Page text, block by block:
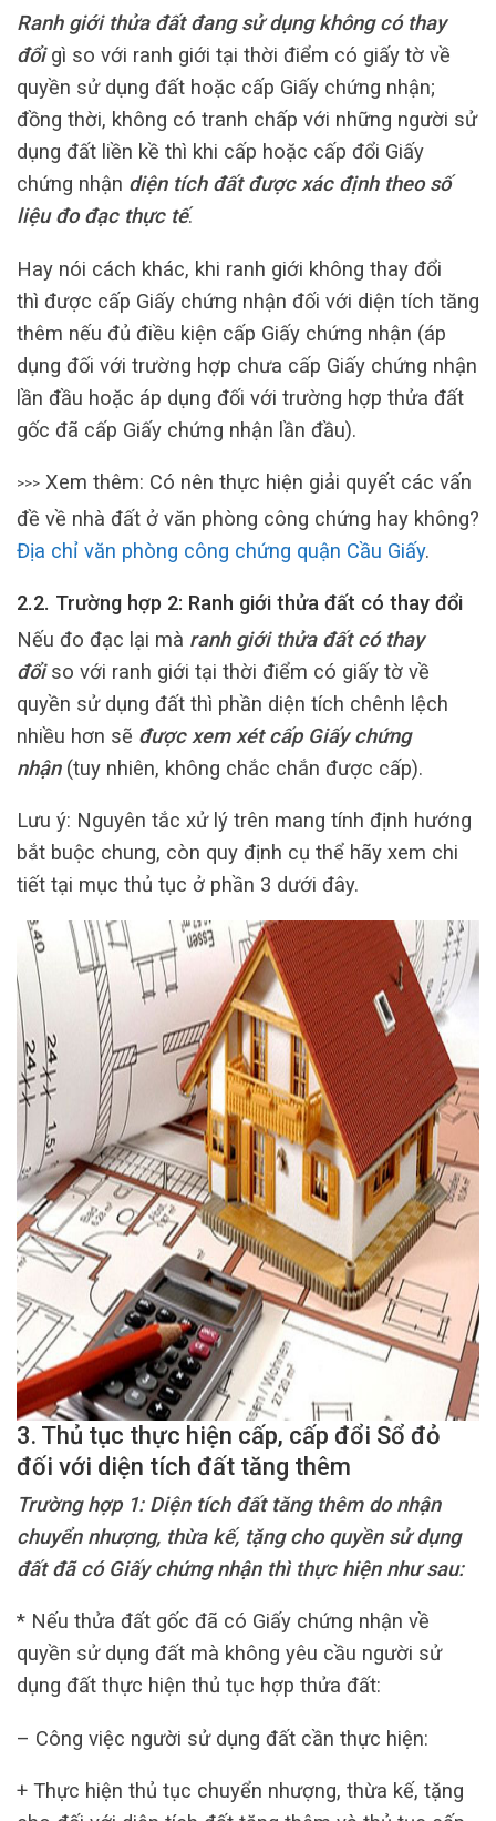
Ranh giới thửa đất đang sử dụng không có thay
đổigì so với ranh giới tại thời điểm có giấy tờ về
quyền sử dụng đất hoặc cấp Giấy chứng nhận;
đồng thời, không có tranh chấp với những người sử
dụng đất liền kề thì khi cấp hoặc cấp đổi Giấy
chứng nhận diện tích đất được xác định theo số
liệu đo đạc thực tế.
Hay nói cách khác, khi ranh giới không thay đổi
thì được cấp Giấy chứng nhận đối với diện tích tăng
thêm nếu đủ điều kiện cấp Giấy chứng nhận (áp
dụng đối với trường hợp chưa cấp Giấy chứng nhận
lần đầu hoặc áp dụng đối với trường hợp thửa đất
gốc đã cấp Giấy chứng nhận lần đầu).
>>> Xem thêm: Có nên thực hiện giải quyết các vấn
đề về nhà đất ở văn phòng công chứng hay không?
Địa chỉ văn phòng công chứng quận Cầu Giấy.
2.2. Trường hợp 2: Ranh giới thửa đất có thay đổi
Nếu đo đạc lại mà ranh giới thửa đất có thay
đổiso với ranh giới tại thời điểm có giấy tờ về
quyền sử dụng đất thì phần diện tích chênh lệch
nhiều hơn sẽ được xem xét cấp Giấy chứng
nhận(tuy nhiên, không chắc chắn được cấp).
Lưu ý: Nguyên tắc xử lý trên mang tính định hướng
bắt buộc chung, còn quy định cụ thể hãy xem chi
tiết tại mục thủ tục ở phần 3 dưới đây.
3. Thủ tục thực hiện cấp, cấp đổi Sổ đỏ
đối với diện tích đất tăng thêm
Trường hợp 1: Diện tích đấttăng thêm do nhận
chuyển nhượng, thừa kế, tặng cho quyền sử dụng
đất đã có Giấy chứng nhận thì thực hiện như sau:
* Nếu thửa đất gốc đã có Giấy chứng nhận về
quyền sử dụng đất mà không yêu cầu người sử
dụng đất thực hiện thủ tục hợp thửa đất:
– Công việc người sử dụng đất cần thực hiện:
+ Thực hiện thủ tục chuyển nhượng, thừa kế, tặng